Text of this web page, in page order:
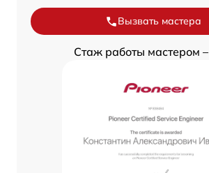
Вызвать мастера
Стаж работы мастером –